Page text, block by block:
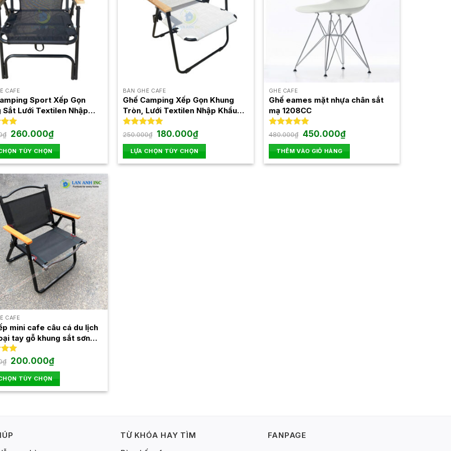
CAFE
Sport Xếp Gọn
Sắt Lưới Textilen Nhập
5.00
₫ Giá
gốc
là:
350.000₫.
260.000₫Giá
hiện
tại
là:
260.000₫.
TÙY CHỌN
BÀN GHẾ CAFE
Ghế Camping Xếp Gọn Khung
Tròn, Lưới Textilen Nhập Khẩu
GXT253
Được xếp
4.94
5 sao
250.000₫ Giá
gốc
là:
250.000₫.
180.000₫Giá
hiện
tại
là:
180.000₫.
LỰA CHỌN TÙY CHỌN
Sản
GHẾ CAFE
Ghế eames mặt nhựa chân sắt
mạ 1208CC
Được xếp
5.00
5 sao
480.000₫ Giá
gốc
là:
480.000₫.
450.000₫Giá
hiện
tại
là:
450.000₫.
THÊM VÀO GIỎ HÀNG
CAFE
mini cafe câu cá du lịch
tay gỗ khung sắt sơn
4.94
₫ Giá
gốc
là:
280.000₫.
200.000₫Giá
hiện
tại
là:
200.000₫.
TÙY CHỌN
TỪ KHÓA HAY TÌM
FANPAGE